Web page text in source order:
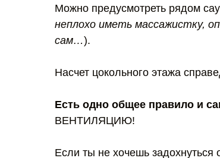
Можно предусмотреть рядом
неплохо иметь массажистку,
сам…).
Насчет цокольного этажа
Есть одно общее правило и
ВЕНТИЛЯЦИЮ!
Если ты не хочешь задохнуться